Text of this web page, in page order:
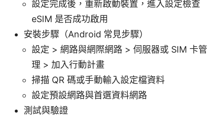
設定完成後，重新啟動裝置，進入設定檢查
eSIM 是否成功啟用
安裝步驟（Android 常見步驟）
設定 > 網路與網際網路 > 伺服器或 SIM 卡管
理 > 加入行動計畫
掃描 QR 碼或手動輸入設定檔資料
設定預設網路與首選資料網路
測試與驗證